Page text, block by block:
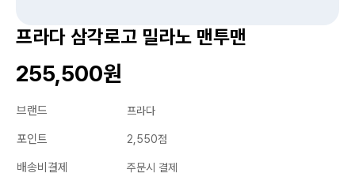
프라다 삼각로고 밀라노 맨투맨
255,500원
브랜드 프라다
포인트 2,550점
배송비결제 주문시 결제